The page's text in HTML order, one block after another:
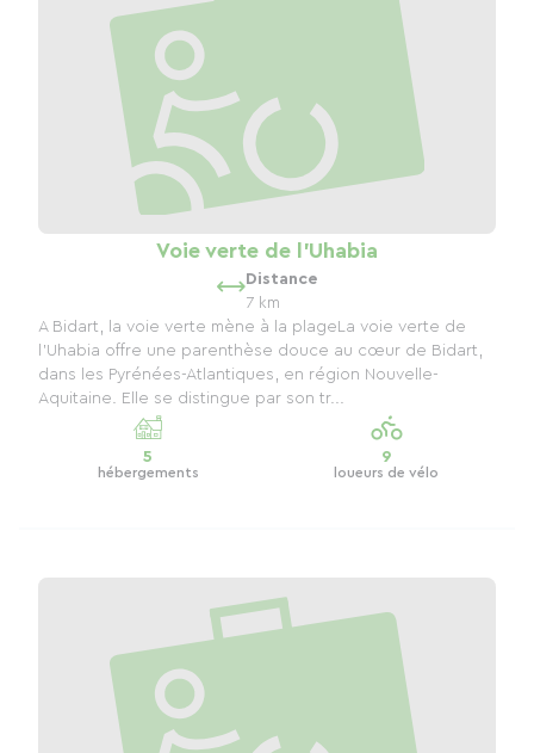
Voie verte de l'Uhabia
Distance
7 km
A Bidart, la voie verte mène à la plageLa voie verte de
l’Uhabia offre une parenthèse douce au cœur de Bidart,
dans les Pyrénées-Atlantiques, en région Nouvelle-
Aquitaine. Elle se distingue par son tr...
5
hébergements
9
loueurs de vélo